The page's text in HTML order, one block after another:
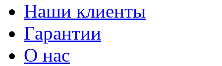
Наши клиенты
Гарантии
О нас